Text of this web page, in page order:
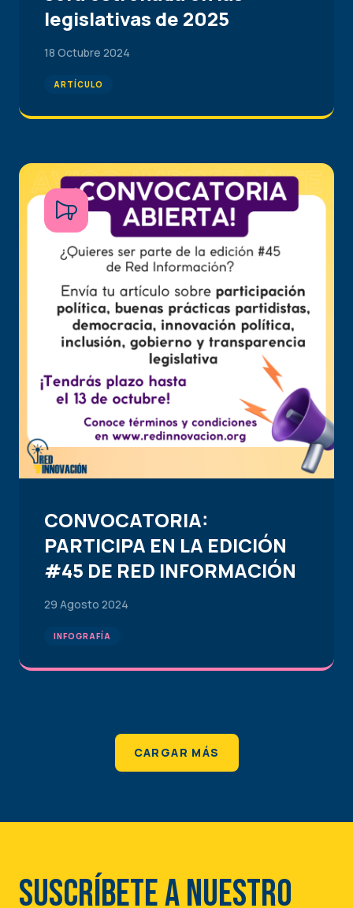
legislativas de 2025
18 Octubre 2024
ARTÍCULO
CONVOCATORIA:
PARTICIPA EN LA EDICIÓN
#45 DE RED INFORMACIÓN
29 Agosto 2024
INFOGRAFÍA
CARGAR MÁS
Suscríbete a nuestro